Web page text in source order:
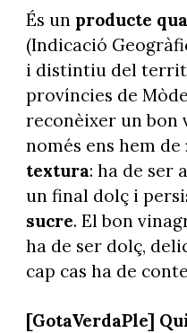
És un producte
(Indicació
i distintiu del
províncies de
reconèixer un bon
només ens hem de
textura: ha de ser
un final dolç i
sucre. El bon
ha de ser dolç,
cap cas ha de
[GotaVerdaPle]